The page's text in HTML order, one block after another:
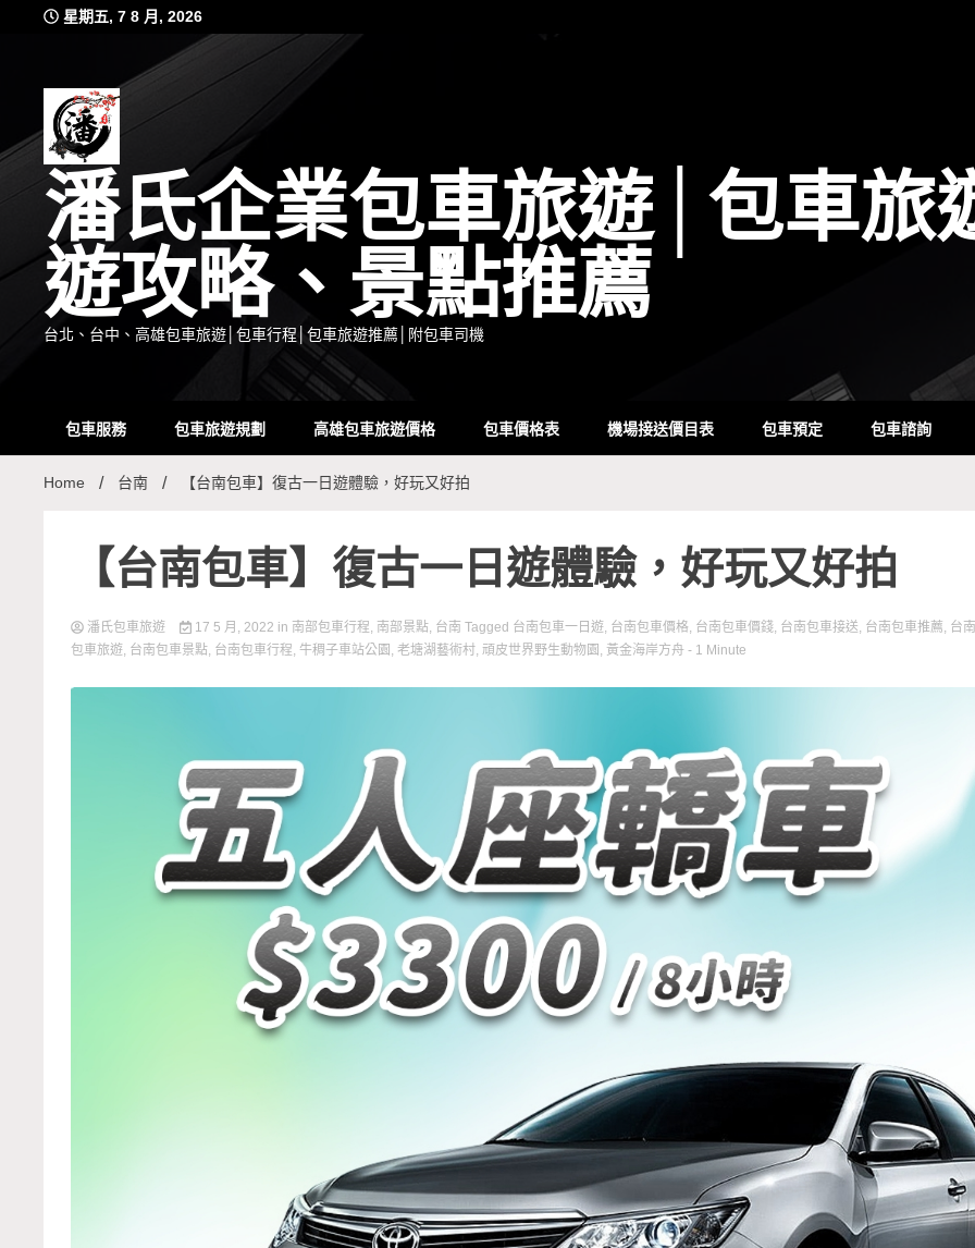
星期五, 7 8 月, 2026
潘氏企業包車旅遊│包車旅
遊攻略、景點推薦
台北、台中、高雄包車旅遊│包車行程│包車旅遊推薦│附包車司機
包車服務 包車旅遊規劃 高雄包車旅遊價格 包車價格表 機場接送價目表 包車預定 包車諮詢
Home 台南 【台南包車】復古一日遊體驗，好玩又好拍
【台南包車】復古一日遊體驗，好玩又好拍
潘氏包車旅遊 17 5 月, 2022 in 南部包車行程, 南部景點, 台南 Tagged 台南包車一日遊, 台南包車價格, 台南包車價錢, 台南包車接送, 台南包車推薦, 台南
包車旅遊, 台南包車景點, 台南包車行程,牛稠子車站公園 ,老塘湖藝術村,頑皮世界野生動物園 , 黃金海岸方舟 - 1 Minute